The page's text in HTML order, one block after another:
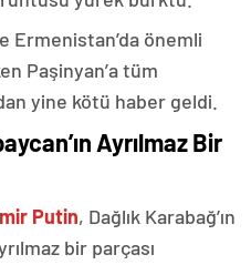
Ermenistan’da önemli
Paşinyan’a tüm
yine kötü haber geldi.
Ayrılmaz Bir
Putin, Dağlık Karabağ’ın
bir parçası